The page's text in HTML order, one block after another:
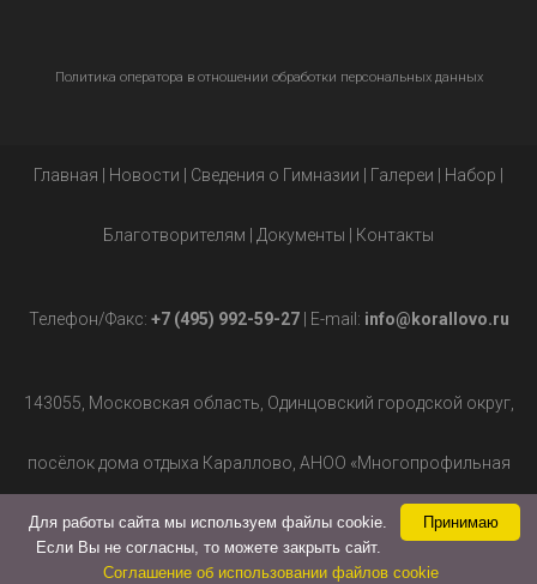
Политика оператора в отношении обработки персональных данных
Главная Новости Сведения о Гимназии Галереи Набор
Благотворителям Документы Контакты
Телефон/Факс: +7 (495) 992-59-27| E-mail: info@korallovo.ru
143055, Московская область, Одинцовский городской округ,
посёлок дома отдыха Караллово, АНОО «Многопрофильная
гимназия», д.2. Принимаю
Для работы сайта мы используем файлы cookie.
Если Вы не согласны, то можете закрыть сайт.
Соглашение об использовании файлов cookie